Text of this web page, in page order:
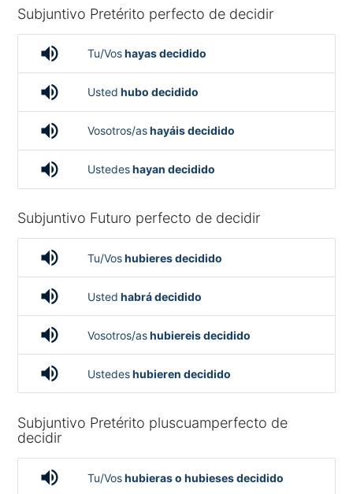
Subjuntivo Pretérito perfecto de decidir
volume_up Tu/Voshayas decidido
volume_up Usted hubo decidido
volume_up Vosotros/ashayáis decidido
volume_up Ustedeshayan decidido
Subjuntivo Futuro perfecto de decidir
volume_up Tu/Voshubieres decidido
volume_up Usted habrá decidido
volume_up Vosotros/ashubiereis decidido
volume_up Ustedeshubieren decidido
Subjuntivo Pretérito pluscuamperfecto de
decidir
volume_up Tu/Voshubieras o hubieses decidido